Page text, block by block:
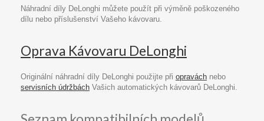
Náhradní díly DeLonghi můžete použít při výměně poškozeného
dílu nebo příslušenství Vašeho kávovaru.
Oprava Kávovaru DeLonghi
Originální náhradní díly DeLonghi použijte při opravách nebo
servisních údržbách Vašich automatických kávovarů DeLonghi.